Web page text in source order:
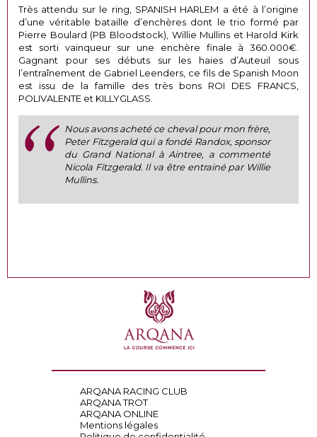
Très attendu sur le ring, SPANISH HARLEM a été à l’origine
d’une véritable bataille d’enchères dont le trio formé par
Pierre Boulard (PB Bloodstock), Willie Mullins et Harold Kirk
est sorti vainqueur sur une enchère finale à 360.000€.
Gagnant pour ses débuts sur les haies d’Auteuil sous
l’entraînement de Gabriel Leenders, ce fils de Spanish Moon
est issu de la famille des très bons ROI DES FRANCS,
POLIVALENTE et KILLYGLASS.
Nous avons acheté ce cheval pour mon frère,
Peter Fitzgerald qui a fondé Randox, sponsor
du Grand National à Aintree, a commenté
Nicola Fitzgerald. Il va être entrainé par Willie
Mullins.
ARQANA RACING CLUB
ARQANA TROT
ARQANA ONLINE
Mentions légales